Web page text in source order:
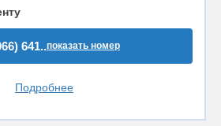
641..показать номер
Подробнее